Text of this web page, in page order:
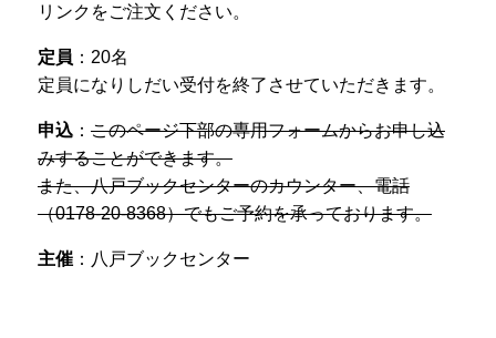
リンクをご注文ください。
定員 ：20名
定員になりしだい受付を終了させていただきます。
申込： このページ下部の専用フォームからお申し込
みすることができます。
また、八戸ブックセンターのカウンター、電話
（0178-20-8368）でもご予約を承っております。
主催：八戸ブックセンター